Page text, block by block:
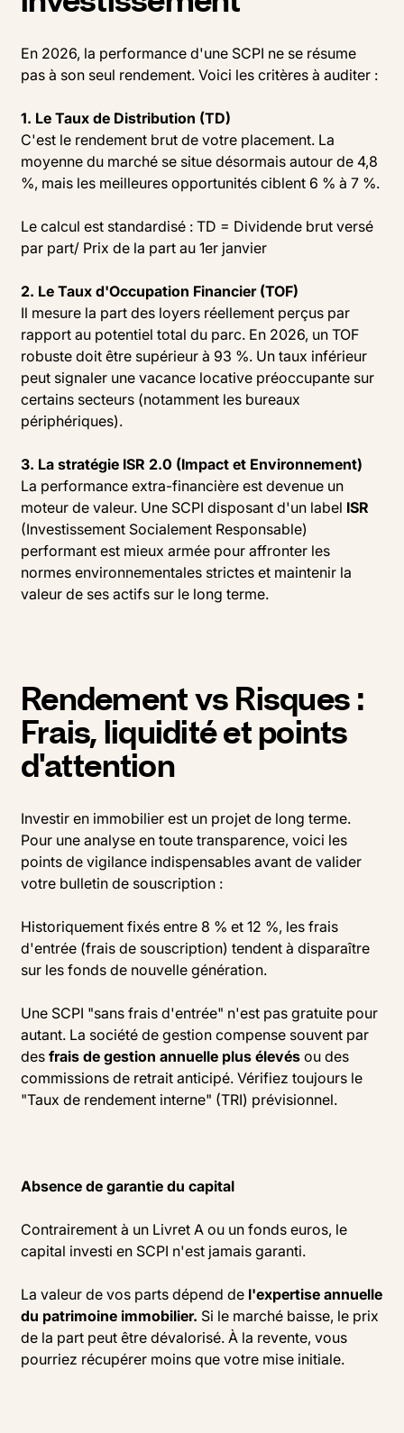
En 2026, la performance d'une SCPI ne se résume
pas à son seul rendement. Voici les critères à auditer :
1. Le Taux de Distribution (TD)
C'est le rendement brut de votre placement. La
moyenne du marché se situe désormais autour de 4,8
%, mais les meilleures opportunités ciblent 6 % à 7 %.
Le calcul est standardisé : TD = Dividende brut versé
par part/ Prix de la part au 1er janvier
2. Le Taux d'Occupation Financier (TOF)
Il mesure la part des loyers réellement perçus par
rapport au potentiel total du parc. En 2026, un TOF
robuste doit être supérieur à 93 %. Un taux inférieur
peut signaler une vacance locative préoccupante sur
certains secteurs (notamment les bureaux
périphériques).
3. La stratégie ISR 2.0 (Impact et Environnement)
La performance extra-financière est devenue un
moteur de valeur. Une SCPI disposant d'un label ISR
(Investissement Socialement Responsable)
performant est mieux armée pour affronter les
normes environnementales strictes et maintenir la
valeur de ses actifs sur le long terme.
Rendement vs Risques :
Frais, liquidité et points
d'attention
Investir en immobilier est un projet de long terme.
Pour une analyse en toute transparence, voici les
points de vigilance indispensables avant de valider
votre bulletin de souscription :
Historiquement fixés entre 8 % et 12 %, les frais
d'entrée (frais de souscription) tendent à disparaître
sur les fonds de nouvelle génération.
Une SCPI "sans frais d'entrée" n'est pas gratuite pour
autant. La société de gestion compense souvent par
des frais de gestion annuelle plus élevés ou des
commissions de retrait anticipé. Vérifiez toujours le
"Taux de rendement interne" (TRI) prévisionnel.
Absence de garantie du capital
Contrairement à un Livret A ou un fonds euros, le
capital investi en SCPI n'est jamais garanti.
La valeur de vos parts dépend de l'expertise annuelle
du patrimoine immobilier. Si le marché baisse, le prix
de la part peut être dévalorisé. À la revente, vous
pourriez récupérer moins que votre mise initiale.